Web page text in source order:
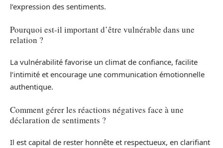
l’expression des sentiments.
Pourquoi est-il important d’être vulnérable dans une
relation ?
La vulnérabilité favorise un climat de confiance, facilite
l’intimité et encourage une communication émotionnelle
authentique.
Comment gérer les réactions négatives face à une
déclaration de sentiments ?
Il est capital de rester honnête et respectueux, en clarifiant